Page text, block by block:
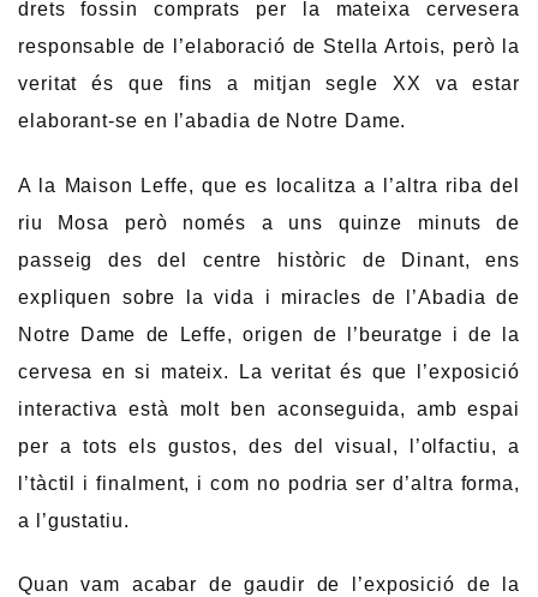
drets fossin comprats per la mateixa cervesera
responsable de l’elaboració de Stella Artois, però la
veritat és que fins a mitjan segle XX va estar
elaborant-se en l’abadia de Notre Dame.
A la Maison Leffe, que es localitza a l’altra riba del
riu Mosa però només a uns quinze minuts de
passeig des del centre històric de Dinant, ens
expliquen sobre la vida i miracles de l’Abadia de
Notre Dame de Leffe, origen de l’beuratge i de la
cervesa en si mateix. La veritat és que l’exposició
interactiva està molt ben aconseguida, amb espai
per a tots els gustos, des del visual, l’olfactiu, a
l’tàctil i finalment, i com no podria ser d’altra forma,
a l’gustatiu.
Quan vam acabar de gaudir de l’exposició de la